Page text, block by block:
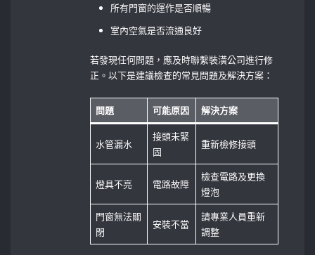
所有門窗的運作是否順暢
室內空氣是否流通良好
若發現任何問題，應及時聯繫裝潢公司進行修
正。以下是建議檢查的常見問題及解決方案：
問題 可能原因 解決方案
水管漏水
接頭未緊
固
重新檢修接頭
燈具不亮 電路故障
檢查電路及更換
燈泡
門窗無法關
閉
安裝不當
請專業人員重新
調整